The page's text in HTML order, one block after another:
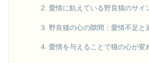
愛情に飢えている野良猫のサイ
野良猫の心の隙間：愛情不足と
愛情を与えることで猫の心が変